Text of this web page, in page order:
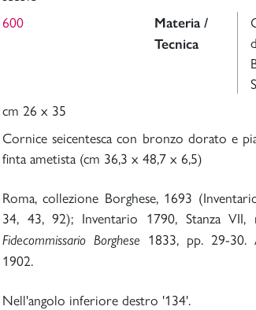
600
Materia /
Tecnica
cm 26 x 35
Cornice seicentesca con bronzo dorato e
finta ametista (cm 36,3 x 48,7 x 6,5)
Roma, collezione Borghese, 1693
34, 43, 92); Inventario 1790, Stanza VII,
Fidecommissario Borghese 1833, pp. 29-30.
1902.
Nell'angolo inferiore destro '134'.